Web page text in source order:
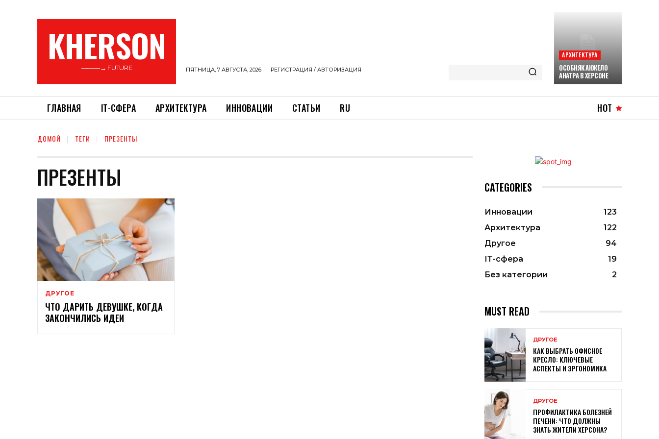
KHERSON
———→ FUTURE ПЯТНИЦА, 7 АВГУСТА, 2026 РЕГИСТРАЦИЯ / АВТОРИЗАЦИЯ
АРХИТЕКТУРА
ОСОБНЯК АНЖЕЛО
АНАТРА В ХЕРСОНЕ
ГЛАВНАЯ ІТ-СФЕРА АРХИТЕКТУРА ИННОВАЦИИ СТАТЬИ RU HOT
ДОМОЙ ТЕГИ ПРЕЗЕНТЫ
ПРЕЗЕНТЫ
ДРУГОЕ
ЧТО ДАРИТЬ ДЕВУШКЕ, КОГДА
ЗАКОНЧИЛИСЬ ИДЕИ
CATEGORIES
Инновации
123
Архитектура
122
Другое
94
ІТ-сфера
19
Без категории
2
MUST READ
ДРУГОЕ
КАК ВЫБРАТЬ ОФИСНОЕ
КРЕСЛО: КЛЮЧЕВЫЕ
АСПЕКТЫ И ЭРГОНОМИКА
ДРУГОЕ
ПРОФИЛАКТИКА БОЛЕЗНЕЙ
ПЕЧЕНИ: ЧТО ДОЛЖНЫ
ЗНАТЬ ЖИТЕЛИ ХЕРСОНА?